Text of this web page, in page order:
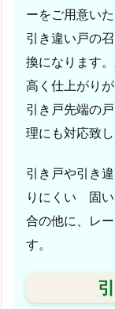
本
県
市
中
央
～
ビ
ジ
テ
ーをご用意いた
引き違い戸の
換になります
高く仕上がり
引き戸先端の
理にも対応致し
引き戸や引き
りにくい 固い
合の他に、レ
す。